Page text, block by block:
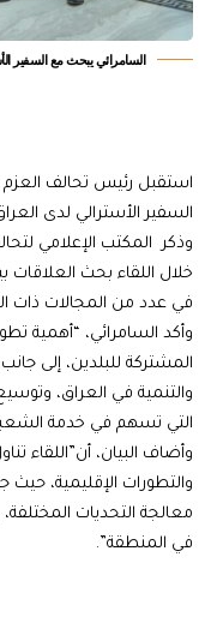
السامرائي يبحث مع السفير
استقبل رئيس تحالف العزم
السفير الأسترالي لدى
وذكر المكتب الإعلامي
خلال اللقاء بحث العلاقات
في عدد من المجالات ذات
وأكد السامرائي، “أهمية
المشتركة للبلدين، إلى
والتنمية في العراق،
التي تسهم في خدمة
وأضاف البيان، أن”اللقاء
والتطورات الإقليمية، حيث
معالجة التحديات
في المنطقة”.